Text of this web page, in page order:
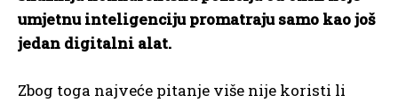
umjetnu inteligenciju promatraju samo kao još
jedan digitalni alat.
Zbog toga najveće pitanje više nije koristi li